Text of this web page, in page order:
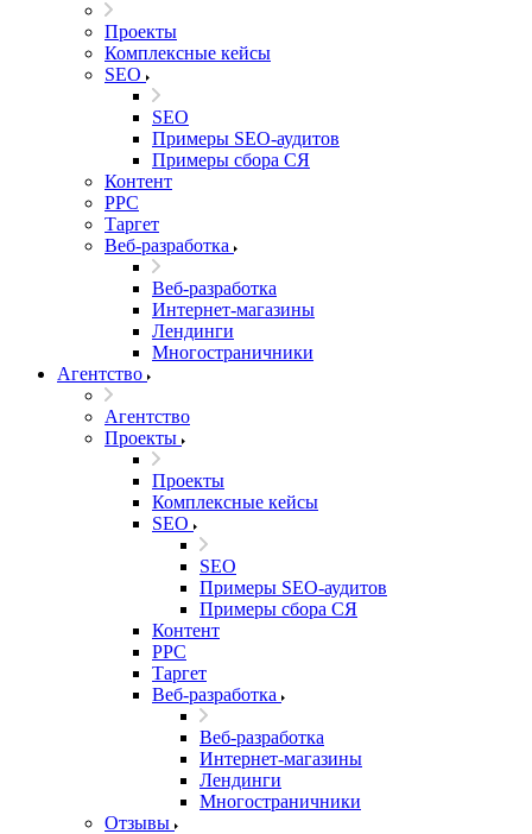
Проекты
Комплексные кейсы
SEO
SEO
Примеры SEO-аудитов
Примеры сбора СЯ
Контент
PPC
Таргет
Веб-разработка
Веб-разработка
Интернет-магазины
Лендинги
Многостраничники
Агентство
Агентство
Проекты
Проекты
Комплексные кейсы
SEO
SEO
Примеры SEO-аудитов
Примеры сбора СЯ
Контент
PPC
Таргет
Веб-разработка
Веб-разработка
Интернет-магазины
Лендинги
Многостраничники
Отзывы